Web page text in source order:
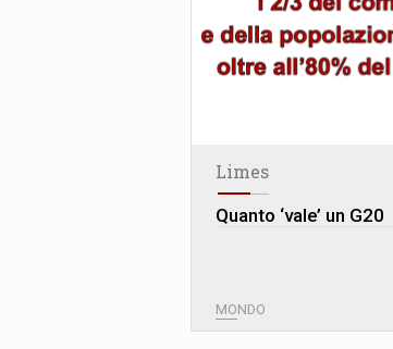
Limes
Quanto ‘vale’ un G20
MONDO